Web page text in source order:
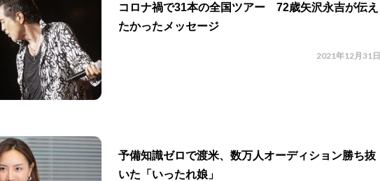
コロナ禍で31本の全国ツアー 72歳矢沢永吉が伝え
たかったメッセージ
2021年12月31日
予備知識ゼロで渡米、数万人オーディション勝ち抜
いた「いったれ娘」